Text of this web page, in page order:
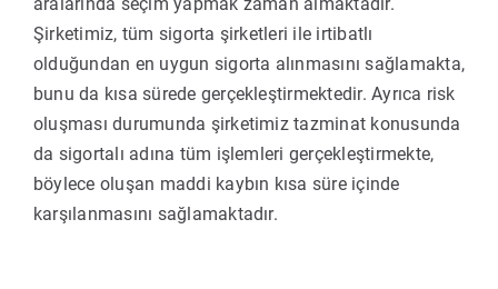
Şirketimiz, tüm sigorta şirketleri ile irtibatlı
olduğundan en uygun sigorta alınmasını sağlamakta,
bunu da kısa sürede gerçekleştirmektedir. Ayrıca risk
oluşması durumunda şirketimiz tazminat konusunda
da sigortalı adına tüm işlemleri gerçekleştirmekte,
böylece oluşan maddi kaybın kısa süre içinde
karşılanmasını sağlamaktadır.